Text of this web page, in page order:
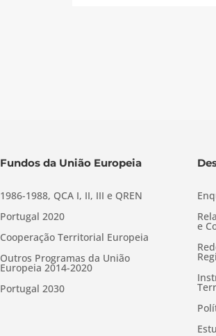
Fundos da União Europeia
1986-1988, QCA I, II, III e QREN
Portugal 2020
Cooperação Territorial Europeia
Outros Programas da União
Europeia 2014-2020
Portugal 2030
e